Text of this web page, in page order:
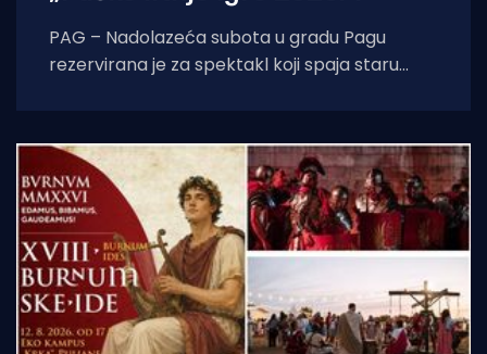
PAG – Nadolazeća subota u gradu Pagu
rezervirana je za spektakl koji spaja staru